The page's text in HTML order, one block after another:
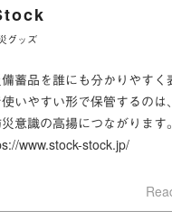
グッズ
蓄品を誰にも分かりやすく
いやすい形で保管するのは
意識の高揚につながります
www.stock-stock.jp/